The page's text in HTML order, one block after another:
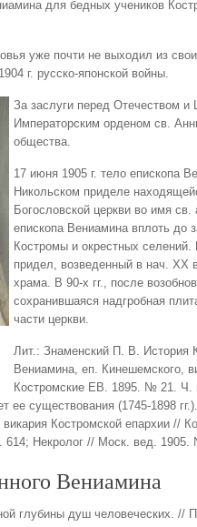
для бедных учеников
уже почти не выходил из
г. русско-японской войны.
За заслуги перед Отечеством
Императорским орденом св.
общества.
17 июня 1905 г. тело епископа
Никольском приделе
Богословской церкви во имя
епископа Вениамина вплоть до
Костромы и окрестных селений.
придел, возведенный в нач. XX
храма. В 90-х гг., после
сохранившаяся надгробная
части церкви.
Лит.: Знаменский П. В. История
Вениамина, еп. Кинешемского,
Костромские ЕВ. 1895. № 21.
ее существования (1745-1898
Костромской епархии
614; Некролог // Моск. вед.
Вениамина
глубины душ человеческих. //